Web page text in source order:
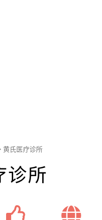
黄氏医疗诊所
诊所